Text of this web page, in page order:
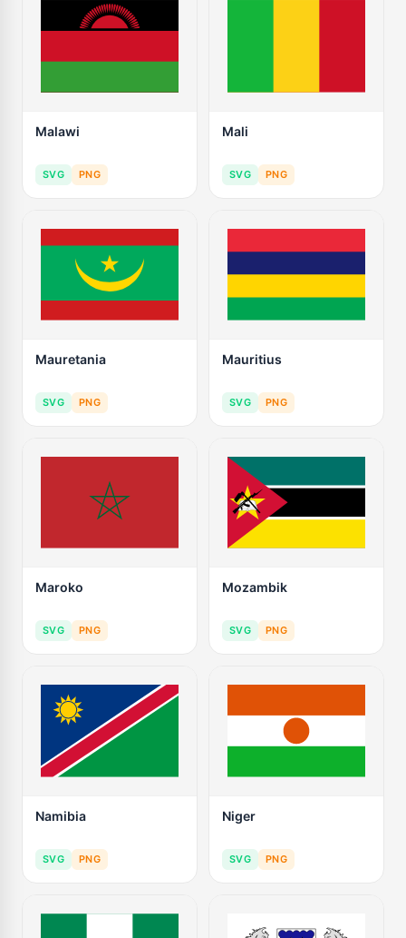
Malawi
SVG PNG
Mali
SVG PNG
Mauretania
SVG PNG
Mauritius
SVG PNG
Maroko
SVG PNG
Mozambik
SVG PNG
Namibia
SVG PNG
Niger
SVG PNG